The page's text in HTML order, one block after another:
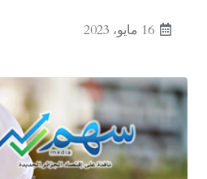
16 مايو، 2023